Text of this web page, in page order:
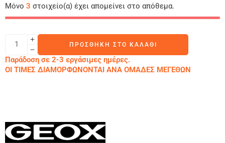
Μόνο 3 στοιχείο(α) έχει απομείνει στο απόθεμα.
ΠΡΟΣΘΉΚΗ ΣΤΟ ΚΑΛΆΘΙ
Παράδοση σε 2-3 εργάσιμες ημέρες.
ΟΙ ΤΙΜΕΣ ΔΙΑΜΟΡΦΩΝΟΝΤΑΙ ΑΝΑ ΟΜΑΔΕΣ ΜΕΓΕΘΩΝ